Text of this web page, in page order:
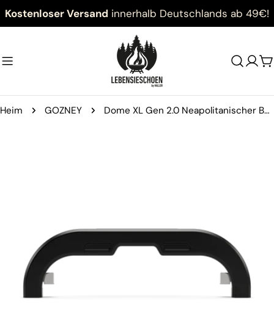
Zum
Inhalt
Kostenloser Versand innerhalb Deutschlands ab 49€!
Heim GOZNEY Dome XL Gen 2.0 Neapolitanischer Bogen
Sie das Medium 0 im Modalmodus